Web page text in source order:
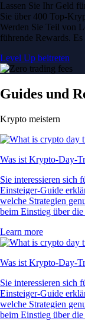
Lassen Sie Ihr Geld
Sie über 400 Top-
Werden Sie Teil von
führende Rewards.
Level Up beitreten
Guides und
Krypto meistern
Was ist Krypto-Day-
Sie interessieren sich
Einsteiger-Guide
welche Strategien
beim Einstieg über
Learn more
Was ist Krypto-Day-
Sie interessieren sich
Einsteiger-Guide
welche Strategien
beim Einstieg über